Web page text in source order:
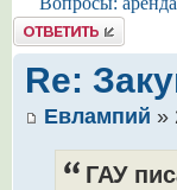
Комментировать
Re:
Евлампий »
ГАУ